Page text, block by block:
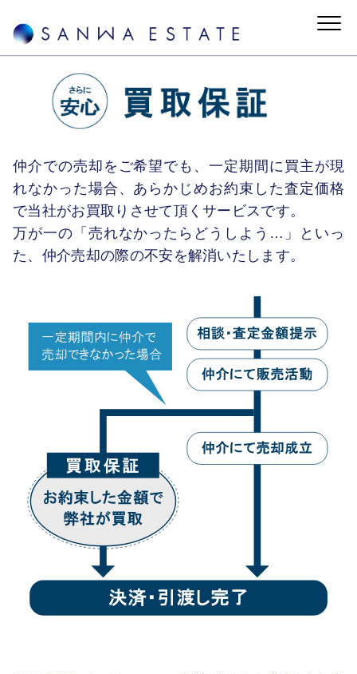
仲介での売却をご希望でも、一定期間に買主が現
れなかった場合、あらかじめお約束した査定価格
で当社がお買取りさせて頂くサービスです。
万が一の「売れなかったらどうしよう…」といっ
た、仲介売却の際の不安を解消いたします。